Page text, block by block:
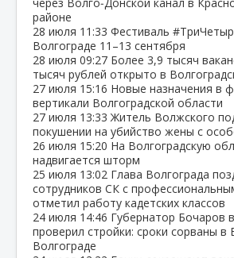
районе
28 июля 11:33 Фестиваль
Волгограде 11–13 сентября
28 июля 09:27 Более 3,9 тысяч
тысяч рублей открыто в
27 июля 15:16 Новые назначения в
вертикали Волгоградской области
27 июля 13:33 Житель Волжского
покушении на убийство жены с
26 июля 15:20 На Волгоградскую
надвигается шторм
25 июля 13:02 Глава Волгограда
сотрудников СК с
отметил работу кадетских классов
24 июля 14:46 Губернатор Бочаров
проверил стройки: сроки сорваны
Волгограде